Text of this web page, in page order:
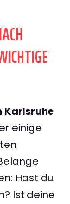
Karlsruhe
einige
Hast du
Ist deine